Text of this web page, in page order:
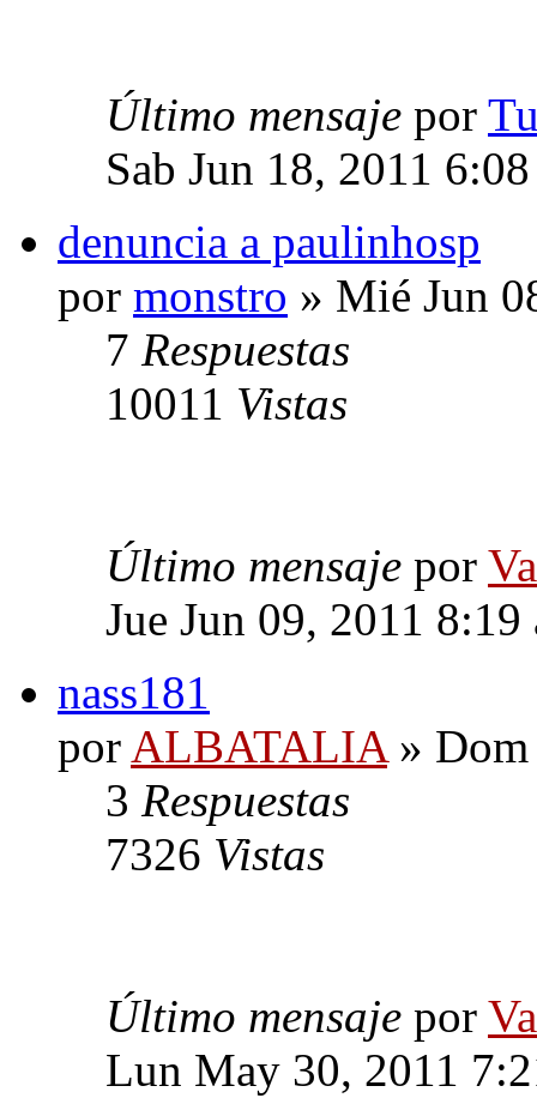
Último mensaje por
Sab Jun 18, 2011
denuncia a paulinhosp
por monstro » Mié Jun
7 Respuestas
10011 Vistas
Último mensaje por
Jue Jun 09, 2011 8:19
nass181
por ALBATALIA» Dom
3 Respuestas
7326 Vistas
Último mensaje por
Lun May 30, 2011